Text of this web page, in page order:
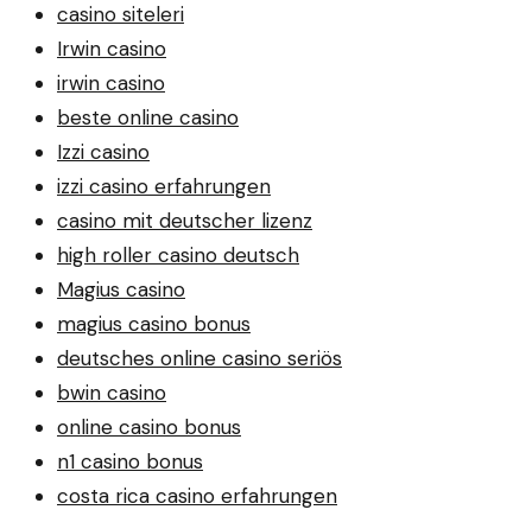
casino siteleri
Irwin casino
irwin casino
beste online casino
Izzi casino
izzi casino erfahrungen
casino mit deutscher lizenz
high roller casino deutsch
Magius casino
magius casino bonus
deutsches online casino seriös
bwin casino
online casino bonus
n1 casino bonus
costa rica casino erfahrungen